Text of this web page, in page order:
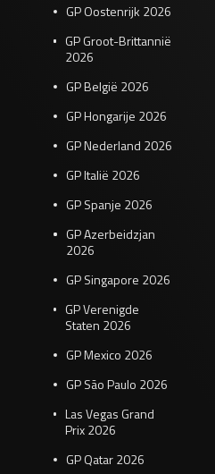
GP Oostenrijk 2026
GP Groot-Brittannië
2026
GP België 2026
GP Hongarije 2026
GP Nederland 2026
GP Italië 2026
GP Spanje 2026
GP Azerbeidzjan
2026
GP Singapore 2026
GP Verenigde
Staten 2026
GP Mexico 2026
GP São Paulo 2026
Las Vegas Grand
Prix 2026
GP Qatar 2026